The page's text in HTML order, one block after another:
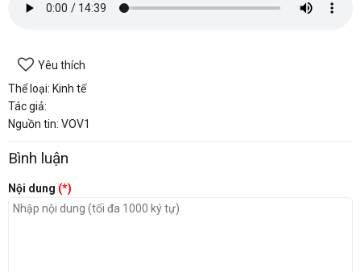
Yêu thích
Thể loại: Kinh tế
Tác giả:
Nguồn tin: VOV1
Bình luận
Nội dung (*)